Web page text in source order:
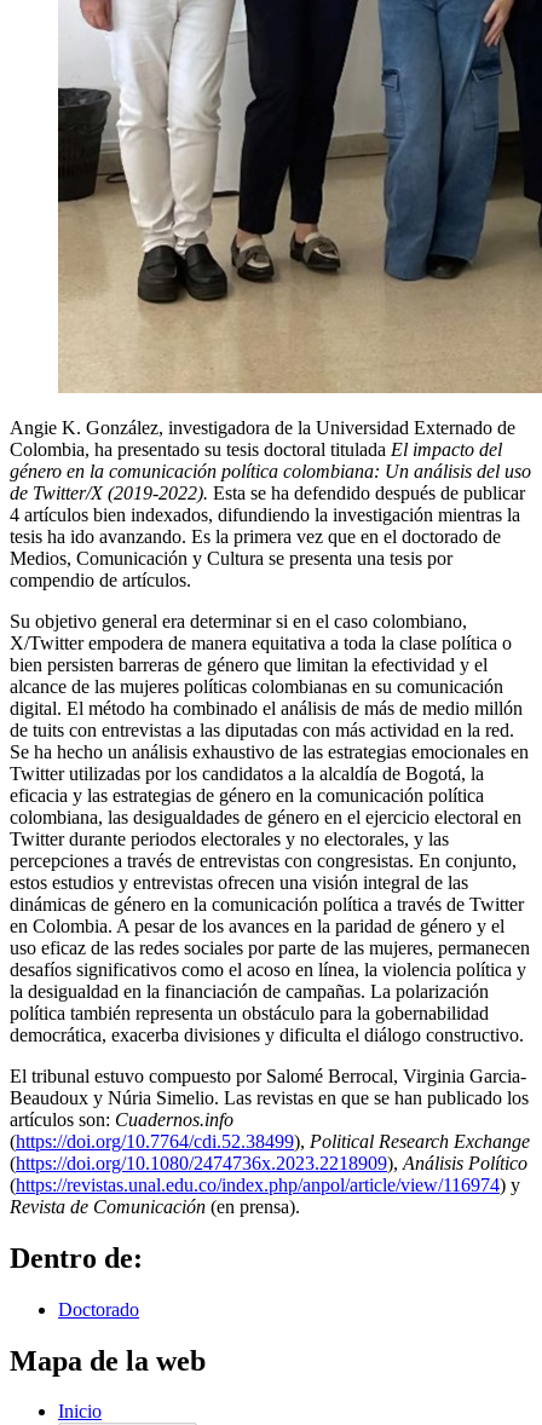
Angie K. González, investigadora de la Universidad Externado de
Colombia, ha presentado su tesis doctoral titulada El impacto del
género en la comunicación política colombiana: Un análisis del uso
de Twitter/X (2019-2022). Esta se ha defendido después de publicar
4 artículos bien indexados, difundiendo la investigación mientras la
tesis ha ido avanzando. Es la primera vez que en el doctorado de
Medios, Comunicación y Cultura se presenta una tesis por
compendio de artículos.
Su objetivo general era determinar si en el caso colombiano,
X/Twitter empodera de manera equitativa a toda la clase política o
bien persisten barreras de género que limitan la efectividad y el
alcance de las mujeres políticas colombianas en su comunicación
digital. El método ha combinado el análisis de más de medio millón
de tuits con entrevistas a las diputadas con más actividad en la red.
Se ha hecho un análisis exhaustivo de las estrategias emocionales en
Twitter utilizadas por los candidatos a la alcaldía de Bogotá, la
eficacia y las estrategias de género en la comunicación política
colombiana, las desigualdades de género en el ejercicio electoral en
Twitter durante periodos electorales y no electorales, y las
percepciones a través de entrevistas con congresistas. En conjunto,
estos estudios y entrevistas ofrecen una visión integral de las
dinámicas de género en la comunicación política a través de Twitter
en Colombia. A pesar de los avances en la paridad de género y el
uso eficaz de las redes sociales por parte de las mujeres, permanecen
desafíos significativos como el acoso en línea, la violencia política y
la desigualdad en la financiación de campañas. La polarización
política también representa un obstáculo para la gobernabilidad
democrática, exacerba divisiones y dificulta el diálogo constructivo.
El tribunal estuvo compuesto por Salomé Berrocal, Virginia Garcia-
Beaudoux y Núria Simelio. Las revistas en que se han publicado los
artículos son: Cuadernos.info
(https://doi.org/10.7764/cdi.52.38499), Political Research Exchange
(https://doi.org/10.1080/2474736x.2023.2218909), Análisis Político
(https://revistas.unal.edu.co/index.php/anpol/article/view/116974) y
Revista de Comunicación (en prensa).
Dentro de:
Doctorado
Mapa de la web
Inicio